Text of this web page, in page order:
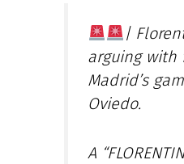
|
arguing with
Madrid’s
Oviedo.
A